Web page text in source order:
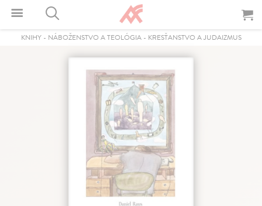
KNIHY- NÁBOŽENSTVO A TEOLÓGIA- KRESŤANSTVO A JUDAIZMUS